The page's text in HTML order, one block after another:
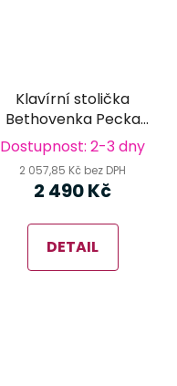
Klavírní stolička
Bethovenka Pecka
PPB-016 WM (white
Dostupnost: 2-3 dny
2 057,85 Kč bez DPH
2 490 Kč
DETAIL